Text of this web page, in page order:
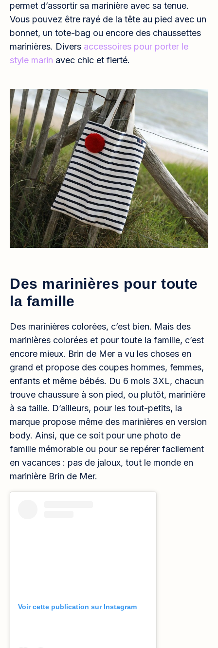
permet d’assortir sa marinière avec sa tenue.
Vous pouvez être rayé de la tête au pied avec un
bonnet, un tote-bag ou encore des chaussettes
marinières. Divers accessoires pour porter le
style marin avec chic et fierté.
Des marinières pour toute
la famille
Des marinières colorées, c’est bien. Mais des
marinières colorées et pour toute la famille, c’est
encore mieux. Brin de Mer a vu les choses en
grand et propose des coupes hommes, femmes,
enfants et même bébés. Du 6 mois 3XL, chacun
trouve chaussure à son pied, ou plutôt, marinière
à sa taille. D’ailleurs, pour les tout-petits, la
marque propose même des marinières en version
body. Ainsi, que ce soit pour une photo de
famille mémorable ou pour se repérer facilement
en vacances : pas de jaloux, tout le monde en
marinière Brin de Mer.
Voir cette publication sur Instagram